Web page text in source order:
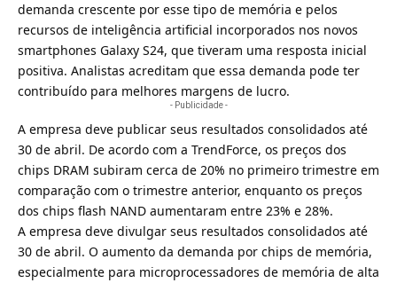
demanda crescente por esse tipo de memória e pelos
recursos de inteligência artificial incorporados nos novos
smartphones Galaxy S24, que tiveram uma resposta inicial
positiva. Analistas acreditam que essa demanda pode ter
contribuído para melhores margens de lucro.
- Publicidade -
A empresa deve publicar seus resultados consolidados até
30 de abril. De acordo com a TrendForce, os preços dos
chips DRAM subiram cerca de 20% no primeiro trimestre em
comparação com o trimestre anterior, enquanto os preços
dos chips flash NAND aumentaram entre 23% e 28%.
A empresa deve divulgar seus resultados consolidados até
30 de abril. O aumento da demanda por chips de memória,
especialmente para microprocessadores de memória de alta